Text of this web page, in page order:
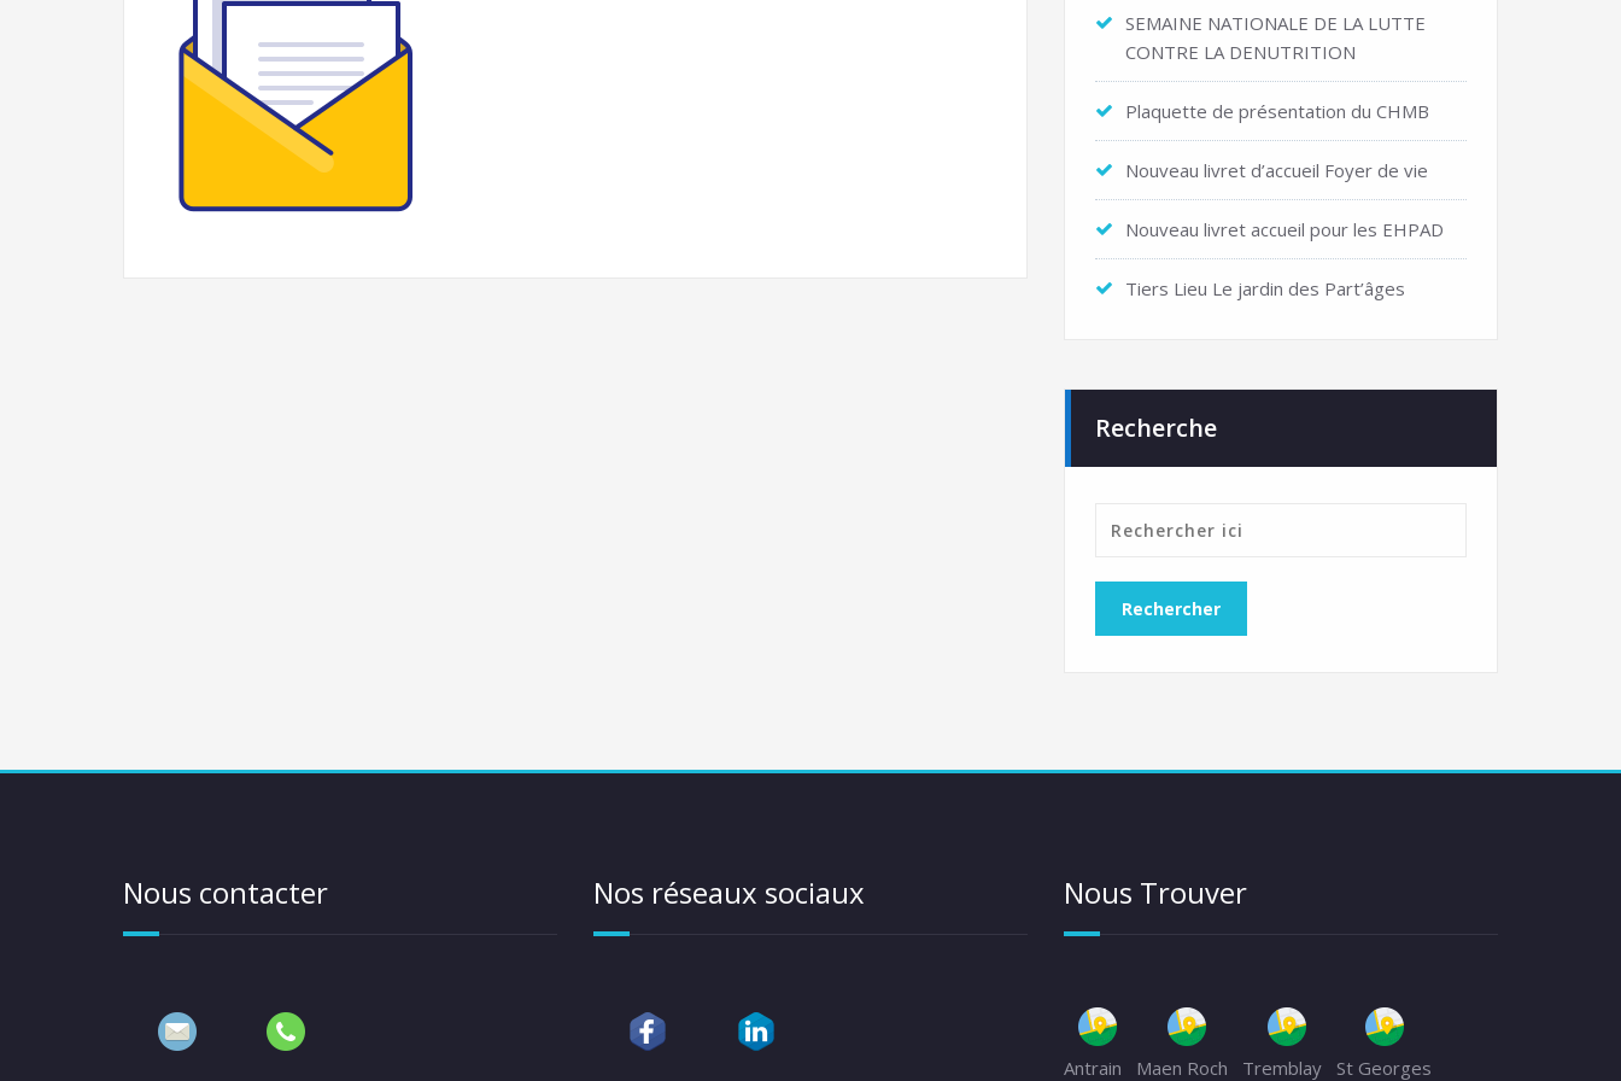
SEMAINE NATIONALE DE LA LUTTE
CONTRE LA DENUTRITION
Plaquette de présentation du CHMB
Nouveau livret d’accueil Foyer de vie
Nouveau livret accueil pour les EHPAD
Tiers Lieu Le jardin des Part’âges
Recherche
Nous contacter Nos réseaux sociaux Nous Trouver
Antrain Maen Roch Tremblay St Georges